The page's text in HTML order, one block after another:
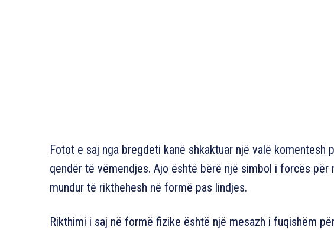
Fotot e saj nga bregdeti kanë shkaktuar një valë komentesh
qendër të vëmendjes. Ajo është bërë një simbol i forcës për
mundur të rikthehesh në formë pas lindjes.
Rikthimi i saj në formë fizike është një mesazh i fuqishëm